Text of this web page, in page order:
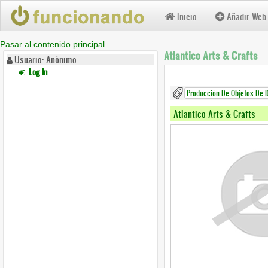
Pasar al contenido principal
Inicio Añadir
Usuario: Anónimo
Log In
Atlantico Arts & Crafts
Producción De Objetos De
Atlantico Arts & Crafts